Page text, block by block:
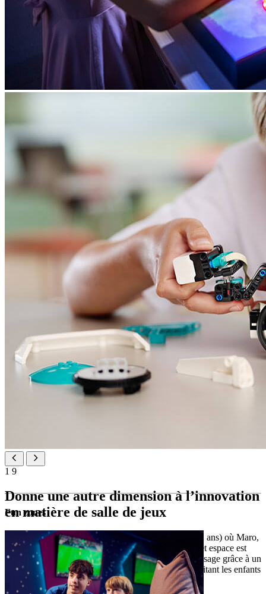
1 9
Donne une autre dimension à l’innovation
en matière de salle de jeux
Maro Smart Play est un espace de jeu interactif (0–12 ans) où Maro,
la mascotte, donne vie aux récits de la destination. Cet espace est
conçu pour stimuler la créativité et inspirer l'apprentissage grâce à un
mélange d'activités STEM et d'activités créatives, invitant les enfants
et les parents à explorer et jouer ensemble.
Fun zones